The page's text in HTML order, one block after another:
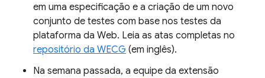
em uma especificação e a criação de um novo
conjunto de testes com base nos testes da
plataforma da Web. Leia as atas completas no
repositório da WECG (em inglês).
Na semana passada, a equipe da extensão